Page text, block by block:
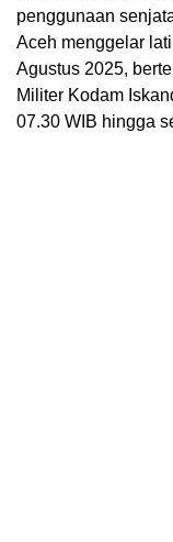
penggunaan
Aceh menggelar
Agustus 2025,
Militer Kodam
07.30 WIB hingga